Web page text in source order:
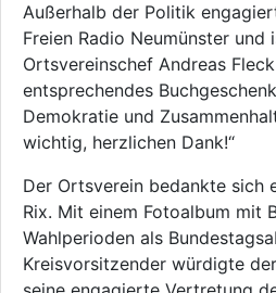
Außerhalb der Politik
Freien Radio Neumünster und
Ortsvereinschef Andreas
entsprechendes
Demokratie und
wichtig, herzlichen Dank!“
Der Ortsverein bedankte sich
Rix. Mit einem Fotoalbum mit
Wahlperioden als
Kreisvorsitzender würdigte